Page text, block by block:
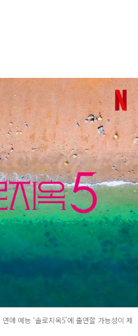
애 예능 ‘솔로지옥5’에 출연할 가능성이 제